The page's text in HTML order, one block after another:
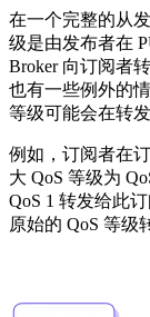
在一个完整的从
级是由发布者在
Broker 向订阅者
也有一些例外的
等级可能会在转
例如，订阅者在
大 QoS 等级为
QoS 1 转发给此
原始的 QoS 等级